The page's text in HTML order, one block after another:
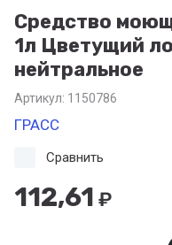
Средство
1л Цветущий
нейтральное
Артикул: 1150786
ГРАСС
112,61 ₽
Сравнить